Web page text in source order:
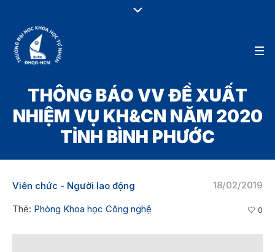
THÔNG BÁO VV ĐỀ XUẤT
NHIỆM VỤ KH&CN NĂM 2020
TỈNH BÌNH PHƯỚC
18/02/2019
Viên chức - Người lao động
Thẻ: Phòng Khoa học Công nghệ 0